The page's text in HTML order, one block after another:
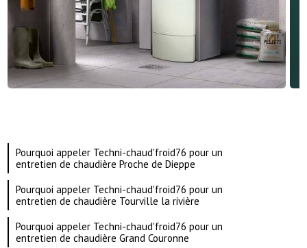
Pourquoi appeler Techni-chaud'froid76 pour un
entretien de chaudière Proche de Dieppe
Pourquoi appeler Techni-chaud'froid76 pour un
entretien de chaudière Tourville la rivière
Pourquoi appeler Techni-chaud'froid76 pour un
entretien de chaudière Grand Couronne